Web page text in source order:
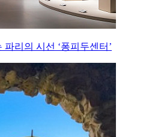
리의 시선 ‘퐁피두센터’